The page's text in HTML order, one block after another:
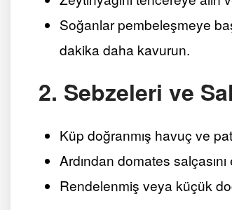
Soğanlar pembeleşmeye
dakika daha kavurun.
2. Sebzeleri ve
Küp doğranmış havuç ve
Ardından domates
Rendelenmiş veya küçük